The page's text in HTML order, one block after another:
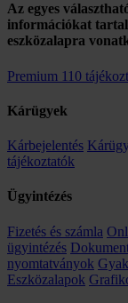
Az egyes
információkat
eszközalapra
Premium 110
Kárügyek
Kárbejelentés
tájékoztatók
Ügyintézés
Fizetés és számla
ügyintézés
nyomtatványok
Eszközalapok